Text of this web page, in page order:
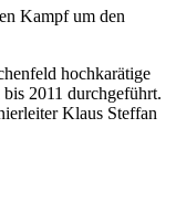
Kampf um den
hochkarätige
2011 durchgeführt.
Klaus Steffan